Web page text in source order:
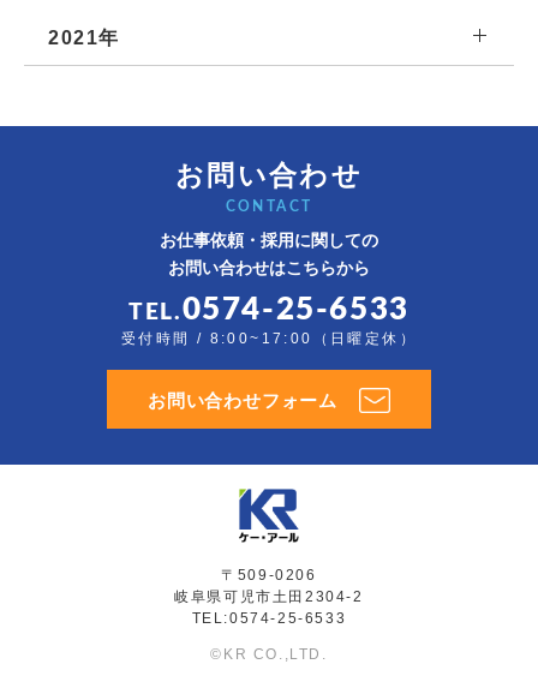
2021年
お問い合わせ
CONTACT
お仕事依頼・採用に関しての
お問い合わせはこちらから
TEL.0574-25-6533
受付時間 / 8:00~17:00（日曜定休）
お問い合わせフォーム
〒509-0206
岐阜県可児市土田2304-2
TEL:0574-25-6533
©KR CO.,LTD.